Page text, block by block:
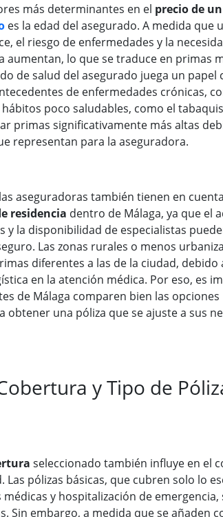
más determinantes en el precio de un
es la edad del asegurado. A medida que
el riesgo de enfermedades y la
aumentan, lo que se traduce en primas
de salud del asegurado juega un papel
de enfermedades crónicas,
poco saludables, como el
primas significativamente más altas
representan para la aseguradora.
aseguradoras también tienen en
residencia dentro de Málaga, ya que el
y la disponibilidad de especialistas
Las zonas rurales o menos
diferentes a las de la ciudad, debido
en la atención médica. Por eso, es
de Málaga comparen bien las opciones
obtener una póliza que se ajuste a sus
y Tipo de
seleccionado también influye en el
Las pólizas básicas, que cubren solo lo
y hospitalización de emergencia,
Sin embargo, a medida que se añaden